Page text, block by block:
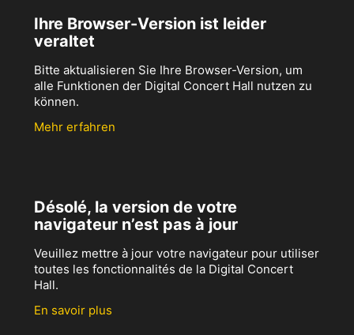
Ihre Browser-Version ist leider
veraltet
Bitte aktualisieren Sie Ihre Browser-Version, um
alle Funktionen der Digital Concert Hall nutzen zu
können.
Mehr erfahren
Désolé, la version de votre
navigateur n’est pas à jour
Veuillez mettre à jour votre navigateur pour utiliser
toutes les fonctionnalités de la Digital Concert
Hall.
En savoir plus